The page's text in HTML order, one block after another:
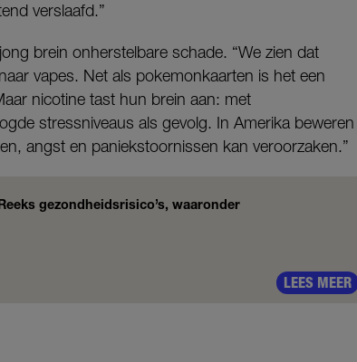
verslaafd.”
brein onherstelbare schade. “We zien dat
vapes. Net als pokemonkaarten is het een
nicotine tast hun brein aan: met
stressniveaus als gevolg. In Amerika beweren
angst en paniekstoornissen kan veroorzaken.”
gezondheidsrisico’s, waaronder
LEES MEER